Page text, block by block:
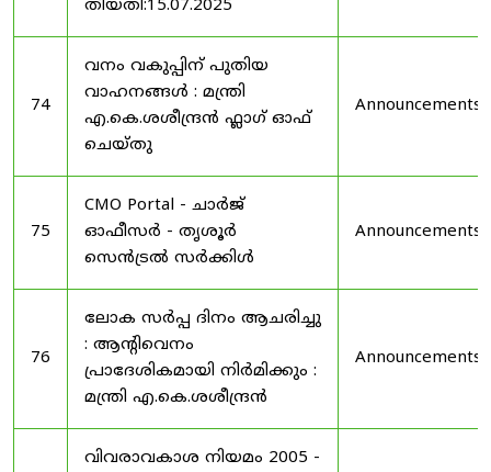
തീയതി:15.07.2025
74
വനം വകുപ്പിന് പുതിയ
വാഹനങ്ങൾ : മന്ത്രി
എ.കെ.ശശീന്ദ്രൻ ഫ്ലാഗ് ഓഫ്
ചെയ്തു
Announcements
75
CMO Portal - ചാർജ്
ഓഫീസർ - തൃശൂർ
സെൻട്രൽ സർക്കിൾ
Announcements
76
ലോക സർപ്പ ദിനം ആചരിച്ചു
: ആന്റിവെനം
പ്രാദേശികമായി നിർമിക്കും :
മന്ത്രി എ.കെ.ശശീന്ദ്രൻ
Announcements
വിവരാവകാശ നിയമം 2005 -